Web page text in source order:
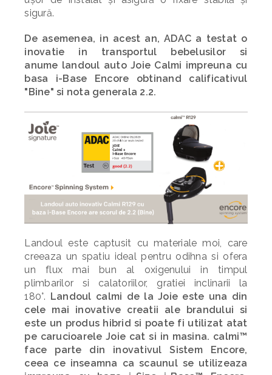
sigură.
De asemenea, in acest an, ADAC a testat o
inovatie in transportul bebelusilor si
anume landoul auto Joie Calmi impreuna cu
basa i-Base Encore obtinand calificativul
"Bine" si nota generala 2.2.
Landoul este captusit cu materiale moi, care
creeaza un spatiu ideal pentru odihna si ofera
un flux mai bun al oxigenului in timpul
plimbarilor si calatoriilor, gratiei inclinarii la
180°. Landoul calmi de la Joie este una din
cele mai inovative creatii ale brandului si
este un produs hibrid si poate fi utilizat atat
pe carucioarele Joie cat si in masina. calmi™
face parte din inovativul Sistem Encore,
ceea ce inseamna ca scaunul se utilizeaza